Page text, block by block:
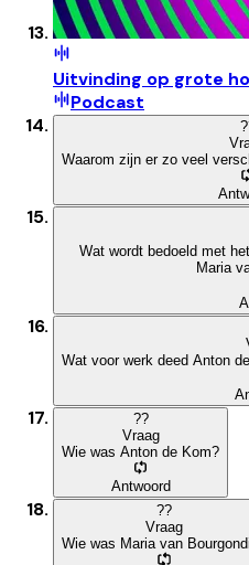
Uitvinding op grote
Podcast
?
Waarom zijn er zo veel
Wat wordt bedoeld met
Maria
Wat voor werk deed Anton
??
Vraag
Wie was Anton de Kom?
Antwoord
??
Vraag
Wie was Maria van